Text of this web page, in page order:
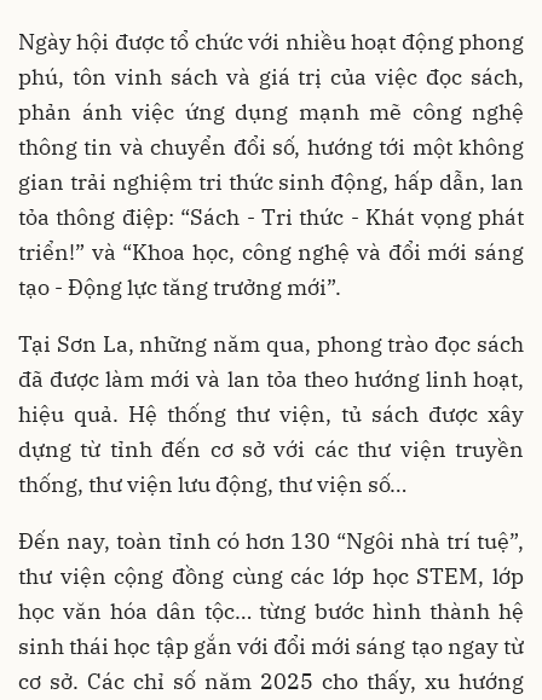
Ngày hội được tổ chức với nhiều hoạt động phong
phú, tôn vinh sách và giá trị của việc đọc sách,
phản ánh việc ứng dụng mạnh mẽ công nghệ
thông tin và chuyển đổi số, hướng tới một không
gian trải nghiệm tri thức sinh động, hấp dẫn, lan
tỏa thông điệp: “Sách - Tri thức - Khát vọng phát
triển!” và “Khoa học, công nghệ và đổi mới sáng
tạo - Động lực tăng trưởng mới”.
Tại Sơn La, những năm qua, phong trào đọc sách
đã được làm mới và lan tỏa theo hướng linh hoạt,
hiệu quả. Hệ thống thư viện, tủ sách được xây
dựng từ tỉnh đến cơ sở với các thư viện truyền
thống, thư viện lưu động, thư viện số…
Đến nay, toàn tỉnh có hơn 130 “Ngôi nhà trí tuệ”,
thư viện cộng đồng cùng các lớp học STEM, lớp
học văn hóa dân tộc… từng bước hình thành hệ
sinh thái học tập gắn với đổi mới sáng tạo ngay từ
cơ sở. Các chỉ số năm 2025 cho thấy, xu hướng